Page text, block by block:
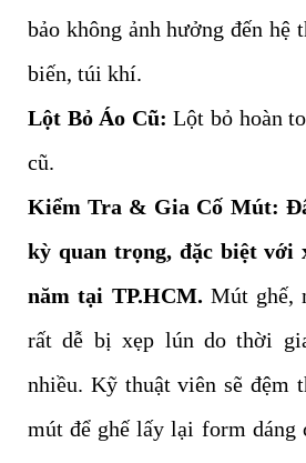
bảo không ảnh hưởng đến hệ
biến, túi khí.
Lột Bỏ Áo Cũ: Lột bỏ hoàn
cũ.
Kiểm Tra & Gia Cố Mút:
kỳ quan trọng, đặc biệt với
năm tại TP.HCM. Mút ghế,
rất dễ bị xẹp lún do thời
nhiều. Kỹ thuật viên sẽ đệm
mút để ghế lấy lại form dáng